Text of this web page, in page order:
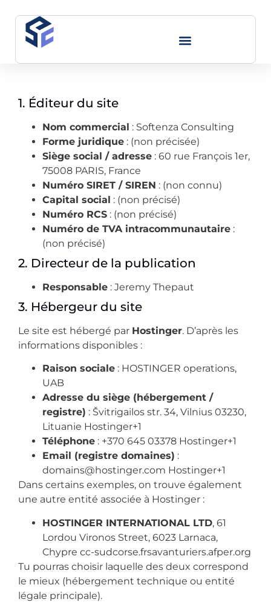
1. Éditeur du site
Nom commercial : Softenza Consulting
Forme juridique : (non précisée)
Siège social / adresse : 60 rue François 1er,
75008 PARIS, France
Numéro SIRET / SIREN : (non connu)
Capital social : (non précisé)
Numéro RCS : (non précisé)
Numéro de TVA intracommunautaire :
(non précisé)
2. Directeur de la publication
Responsable : Jeremy Thepaut
3. Hébergeur du site
Le site est hébergé par Hostinger. D’après les
informations disponibles :
Raison sociale : HOSTINGER operations,
UAB
Adresse du siège (hébergement /
registre) : Švitrigailos str. 34, Vilnius 03230,
Lituanie Hostinger+1
Téléphone : +370 645 03378 Hostinger+1
Email (registre domaines) :
domains@hostinger.com Hostinger+1
Dans certains exemples, on trouve également
une autre entité associée à Hostinger :
HOSTINGER INTERNATIONAL LTD, 61
Lordou Vironos Street, 6023 Larnaca,
Chypre cc-sudcorse.frsavanturiers.afper.org
Tu pourras choisir laquelle des deux correspond
le mieux (hébergement technique ou entité
légale principale).